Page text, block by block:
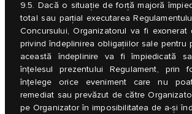
9.5. Dacă o situaţie de forţă majoră
total sau parţial executarea
Concursului, Organizatorul va fi exonerat
privind îndeplinirea obligaţiilor sale pentru
această îndeplinire va fi împiedicată
înțelesul prezentului Regulament, prin
înțelege orice eveniment care nu
remediat sau prevăzut de către
pe Organizator în imposibilitatea de a-și